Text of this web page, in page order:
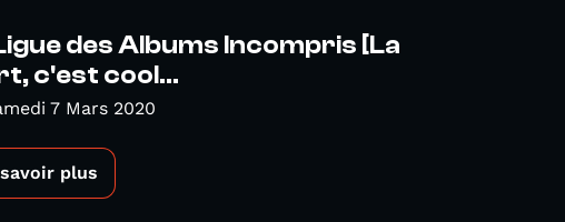
des Albums Incompris [La
c'est cool...
7 Mars 2020
plus